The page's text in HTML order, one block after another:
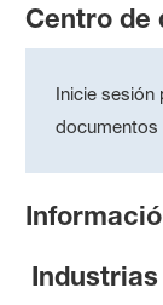
Centro de
Inicie sesión
documentos